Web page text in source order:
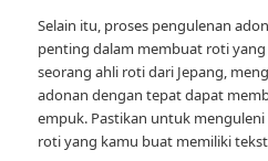
Selain itu, proses pengulenan
penting dalam membuat roti yang
seorang ahli roti dari Jepang,
adonan dengan tepat dapat
empuk. Pastikan untuk
roti yang kamu buat memiliki